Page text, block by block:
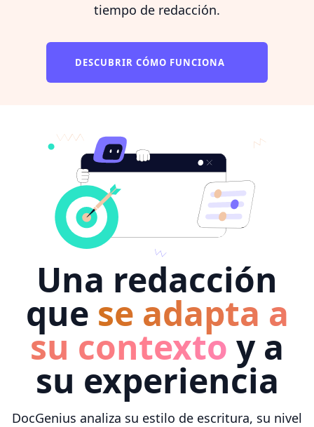
tiempo de redacción.
DESCUBRIR CÓMO FUNCIONA
Una redacción
que se adapta a
su contexto y a
su experiencia
DocGenius analiza su estilo de escritura, su nivel